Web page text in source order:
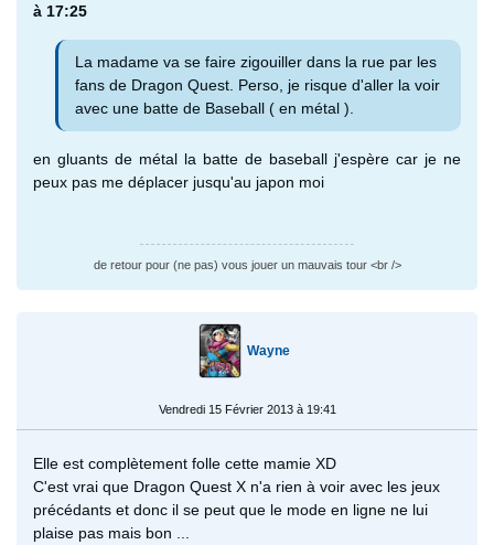
à 17:25
La madame va se faire zigouiller dans la rue par les
fans de Dragon Quest. Perso, je risque d'aller la voir
avec une batte de Baseball ( en métal ).
en gluants de métal la batte de baseball j'espère car je ne
peux pas me déplacer jusqu'au japon moi
de retour pour (ne pas) vous jouer un mauvais tour <br />
Wayne
Vendredi 15 Février 2013 à 19:41
Elle est complètement folle cette mamie XD
C'est vrai que Dragon Quest X n'a rien à voir avec les jeux
précédants et donc il se peut que le mode en ligne ne lui
plaise pas mais bon ...